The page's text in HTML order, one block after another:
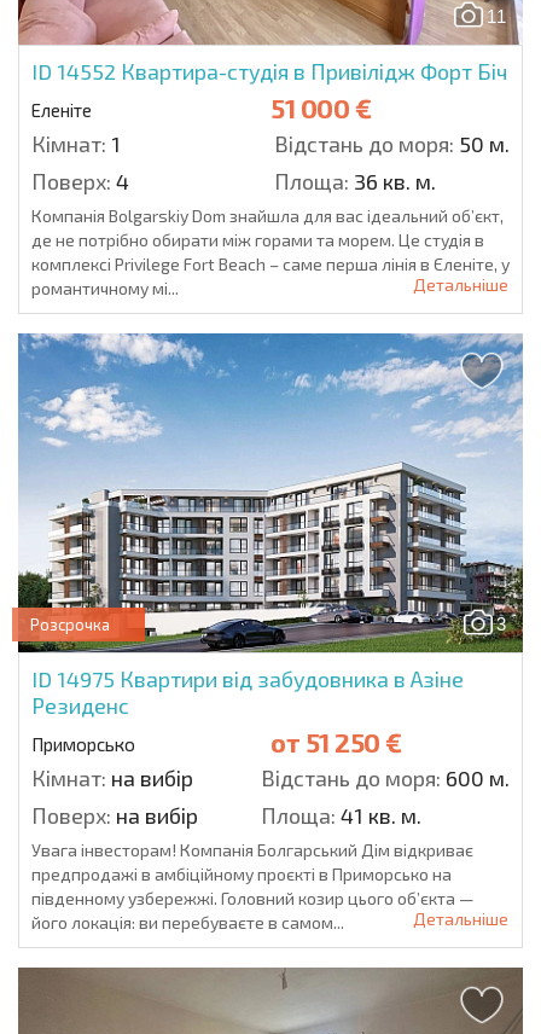
11
ID 14552 Квартира-студія в Привілідж Форт Біч
Еленіте 51 000 €
Кімнат: 1 Відстань до моря: 50 м.
Поверх: 4 Площа: 36 кв. м.
Компанія Bolgarskiy Dom знайшла для вас ідеальний об’єкт,
де не потрібно обирати між горами та морем. Це студія в
комплексі Privilege Fort Beach – саме перша лінія в Єленіте, у
романтичному мі...
Детальніше
3
Розсрочка
ID 14975 Квартири від забудовника в Азіне
Резиденс
Приморсько от 51 250 €
Кімнат: на вибір Відстань до моря: 600 м.
Поверх: на вибір Площа: 41 кв. м.
Увага інвесторам! Компанія Болгарський Дім відкриває
предпродажі в амбіційному проєкті в Приморсько на
південному узбережжі. Головний козир цього об’єкта —
його локація: ви перебуваєте в самом...
Детальніше